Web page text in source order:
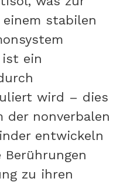
stabilen
ein
wird – dies
der nonverbalen
entwickeln
Berührungen
zu ihren